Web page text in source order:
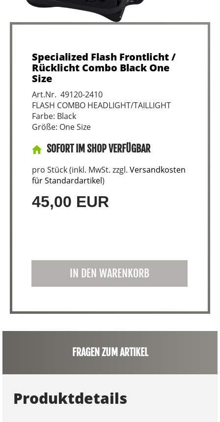
Specialized Flash Frontlicht /
Rücklicht Combo Black One
Size
Art.Nr. 49120-2410
FLASH COMBO HEADLIGHT/TAILLIGHT
Farbe: Black
Größe: One Size
SOFORT IM SHOP VERFÜGBAR
pro Stück (inkl. MwSt. zzgl. Versandkosten
für Standardartikel)
45,00 EUR
IN DEN WARENKORB
FRAGEN ZUM ARTIKEL
Produktdetails